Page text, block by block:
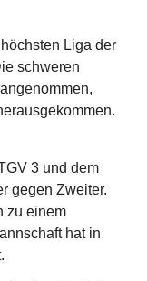
Liga der
schweren
3 und dem
gegen Zweiter.
zu einem
hat in